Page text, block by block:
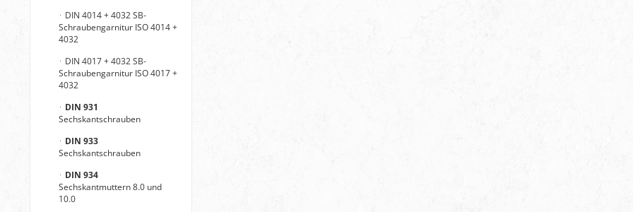
DIN 4014 + 4032 SB-
Schraubengarnitur ISO 4014 +
4032
DIN 4017 + 4032 SB-
Schraubengarnitur ISO 4017 +
4032
DIN 931
Sechskantschrauben
DIN 933
Sechskantschrauben
DIN 934
Sechskantmuttern 8.0 und
10.0